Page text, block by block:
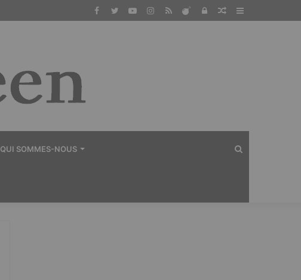
Sidebar
Article
Connexion
Dailymotion
RSS
Instagram
YouTube
Twitter
Facebook
QUI SOMMES-NOUS